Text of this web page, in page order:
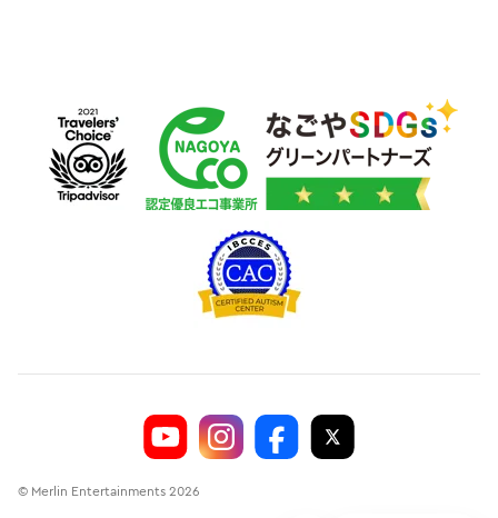
© Merlin Entertainments 2026